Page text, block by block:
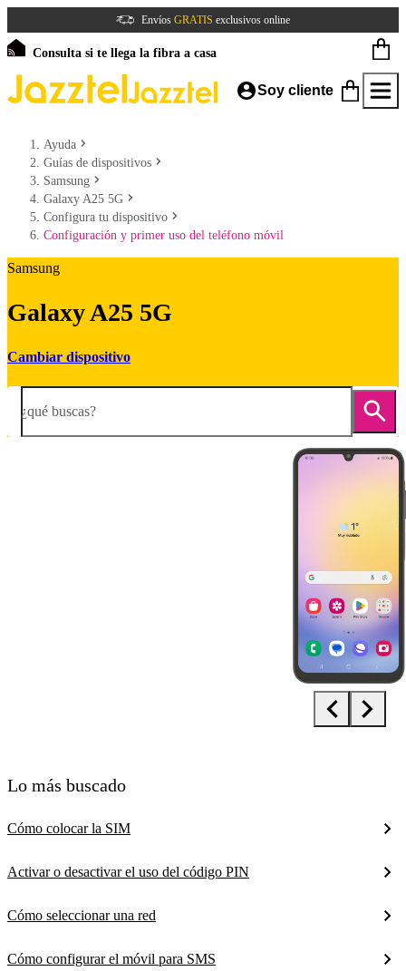
Envíos GRATIS exclusivos online
Consulta si te llega la fibra a casa
Soy cliente
Ayuda
Guías de dispositivos
Samsung
Galaxy A25 5G
Configura tu dispositivo
Configuración y primer uso del teléfono móvil
Samsung
Galaxy A25 5G
Cambiar dispositivo
¿qué buscas?
Lo más buscado
Cómo colocar la SIM
Activar o desactivar el uso del código PIN
Cómo seleccionar una red
Cómo configurar el móvil para SMS